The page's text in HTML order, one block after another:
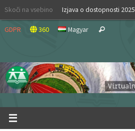
Skip
content
Skoči na vsebino Izjava o dostopnosti 2025
GDPR 360 Magyar Search